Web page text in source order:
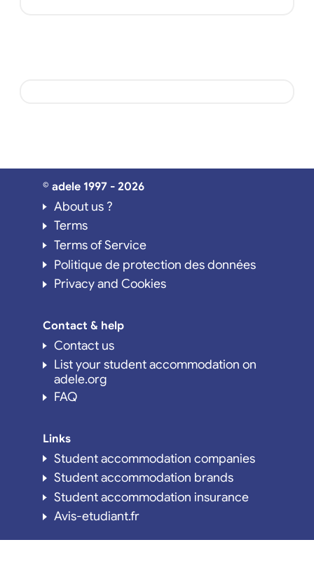
© adele 1997 - 2026
About us ?
Terms
Terms of Service
Politique de protection des données
Privacy and Cookies
Contact & help
Contact us
List your student accommodation on
adele.org
FAQ
Links
Student accommodation companies
Student accommodation brands
Student accommodation insurance
Avis-etudiant.fr